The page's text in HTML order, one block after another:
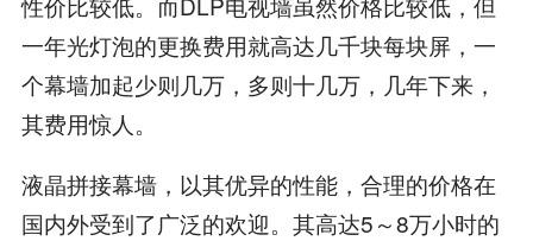
一年光灯泡的更换费用就高达几千块每块屏，一
个幕墙加起少则几万，多则十几万，几年下来，
其费用惊人。
液晶拼接幕墙，以其优异的性能，合理的价格在
国内外受到了广泛的欢迎。其高达5～8万小时的